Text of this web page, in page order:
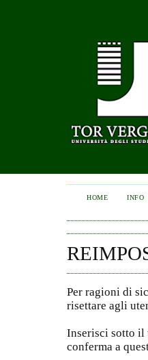
HOME INFO
Per ragioni di
risettare agli
Inserisci sotto il
conferma a